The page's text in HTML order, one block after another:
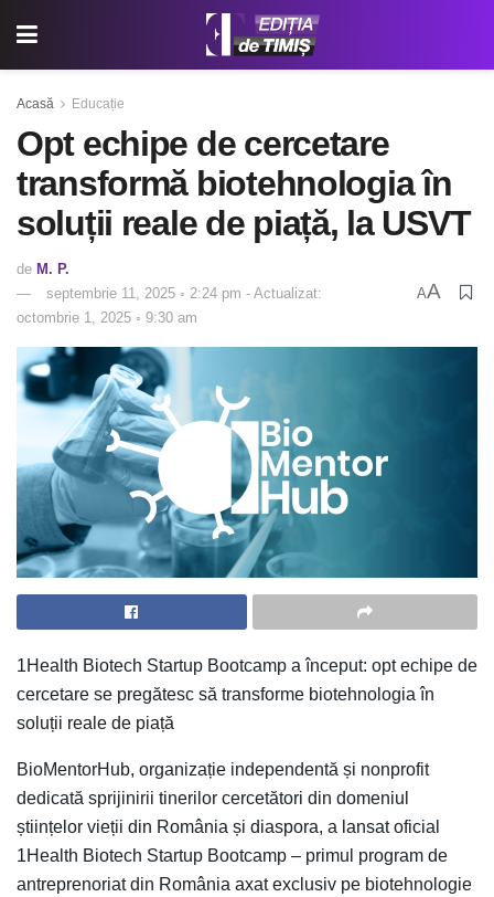
Acasă Educație
Opt echipe de cercetare
transformă biotehnologia în
soluții reale de piață, la USVT
de M. P.
septembrie 11, 2025 ◦ 2:24 pm - Actualizat:
octombrie 1, 2025 ◦ 9:30 am
AA
1Health Biotech Startup Bootcamp a început: opt echipe de
cercetare se pregătesc să transforme biotehnologia în
soluții reale de piață
BioMentorHub, organizație independentă și nonprofit
dedicată sprijinirii tinerilor cercetători din domeniul
științelor vieții din România și diaspora, a lansat oficial
1Health Biotech Startup Bootcamp – primul program de
antreprenoriat din România axat exclusiv pe biotehnologie